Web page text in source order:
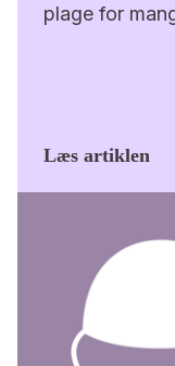
plage for
Læs artiklen